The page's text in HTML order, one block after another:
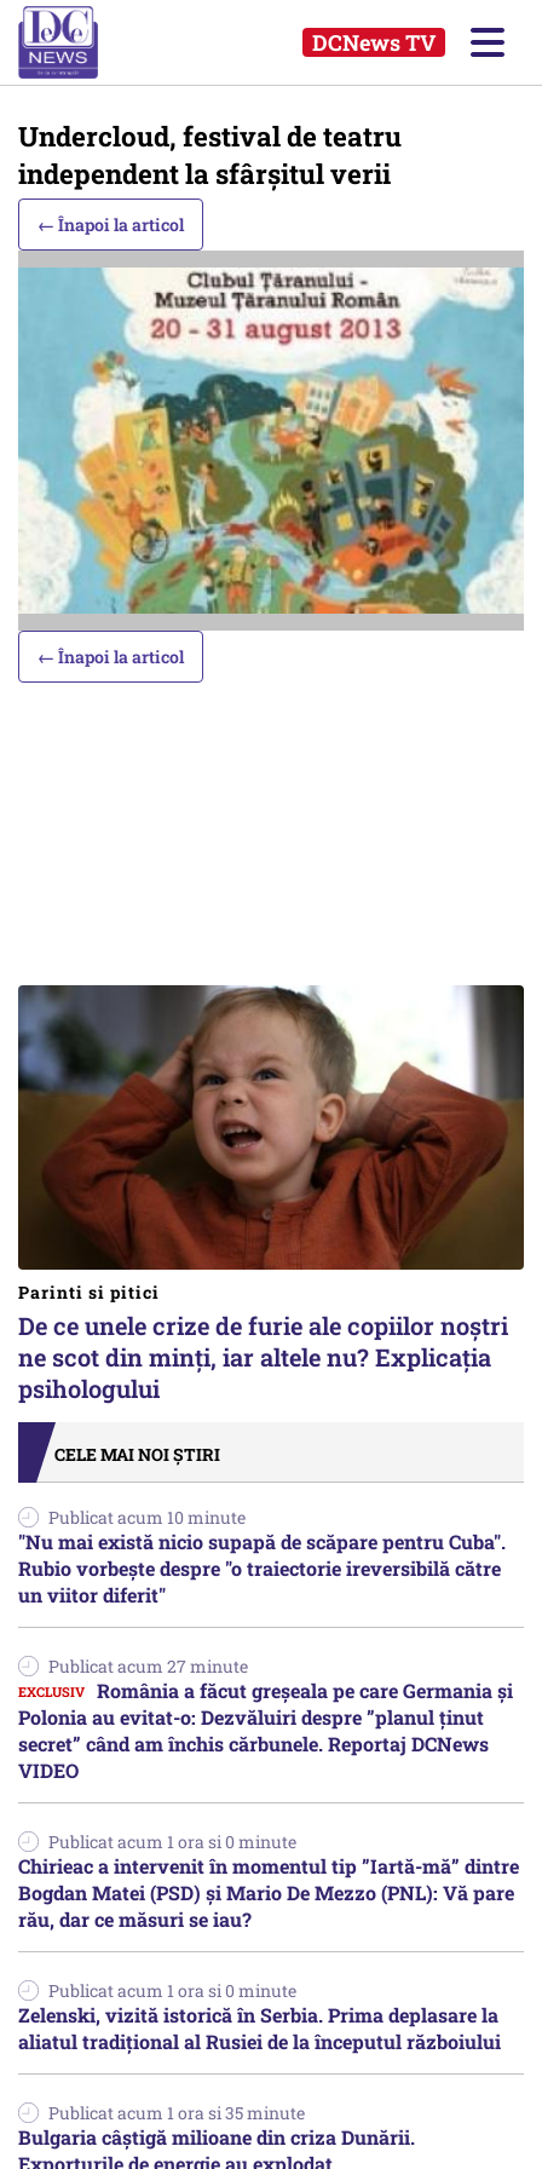
DCNews TV
Undercloud, festival de teatru
independent la sfârșitul verii
← Înapoi la articol
← Înapoi la articol
Parinti si pitici
De ce unele crize de furie ale copiilor noștri
ne scot din minți, iar altele nu? Explicația
psihologului
CELE MAI NOI ȘTIRI
Publicat acum 10 minute
"Nu mai există nicio supapă de scăpare pentru Cuba".
Rubio vorbește despre "o traiectorie ireversibilă către
un viitor diferit"
Publicat acum 27 minute
România a făcut greșeala pe care Germania și
Polonia au evitat-o: Dezvăluiri despre ”planul ținut
secret” când am închis cărbunele. Reportaj DCNews
VIDEO
Publicat acum 1 ora si 0 minute
Chirieac a intervenit în momentul tip ”Iartă-mă” dintre
Bogdan Matei (PSD) și Mario De Mezzo (PNL): Vă pare
rău, dar ce măsuri se iau?
Publicat acum 1 ora si 0 minute
Zelenski, vizită istorică în Serbia. Prima deplasare la
aliatul tradițional al Rusiei de la începutul războiului
Publicat acum 1 ora si 35 minute
Bulgaria câștigă milioane din criza Dunării.
Exporturile de energie au explodat